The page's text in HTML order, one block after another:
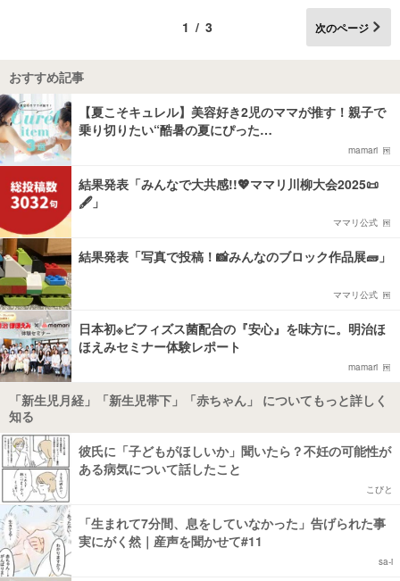
1/3 次のページ
おすすめ記事
【夏こそキュレル】美容好き2児のママが推す！親子で
乗り切りたい“酷暑の夏にぴった…
mamari
結果発表「みんなで大共感!!💖ママリ川柳大会2025📜
🖋️」
ママリ公式
結果発表「写真で投稿！📸みんなのブロック作品展🧱」
ママリ公式
日本初※ビフィズス菌配合の『安心』を味方に。明治ほ
ほえみセミナー体験レポート
mamari
「新生児月経」「新生児帯下」「赤ちゃん」 についてもっと詳しく
知る
彼氏に「子どもがほしいか」聞いたら？不妊の可能性が
ある病気について話したこと
こびと
「生まれて7分間、息をしていなかった」告げられた事
実にがく然｜産声を聞かせて#11
sa-i